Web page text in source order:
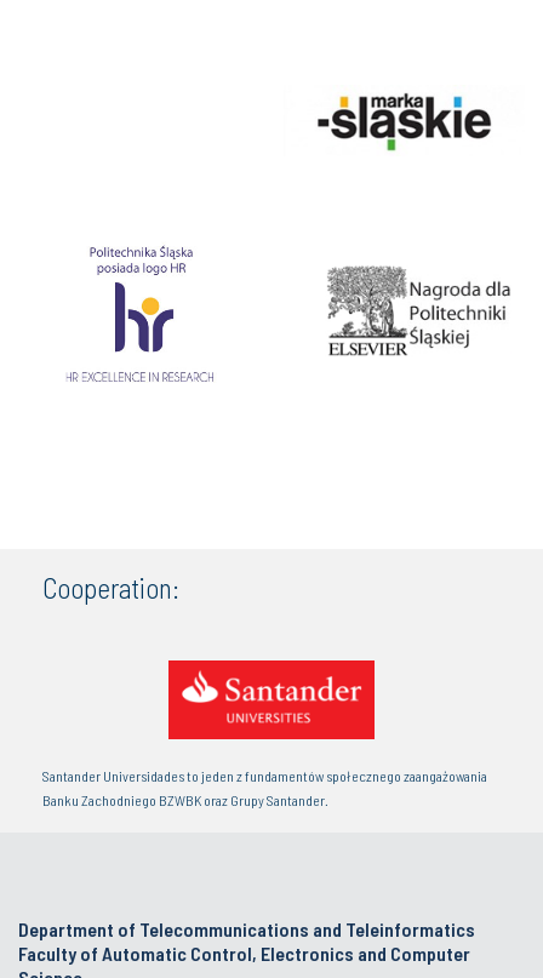
Cooperation:
Santander Universidades to jeden z fundamentów społecznego zaangażowania
Banku Zachodniego BZWBK oraz Grupy Santander.
Department of Telecommunications and Teleinformatics
Faculty of Automatic Control, Electronics and Computer